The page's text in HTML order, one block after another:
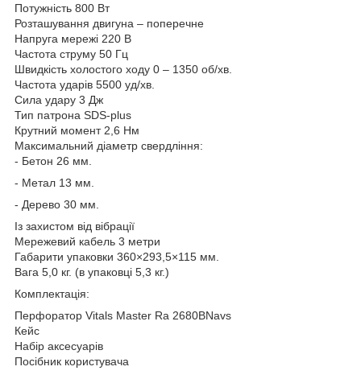
Потужність 800 Вт
Розташування двигуна – поперечне
Напруга мережі 220 В
Частота струму 50 Гц
Швидкість холостого ходу 0 – 1350 об/хв.
Частота ударів 5500 уд/хв.
Сила удару 3 Дж
Тип патрона SDS-plus
Крутний момент 2,6 Нм
Максимальний діаметр свердління:
- Бетон 26 мм.
- Метал 13 мм.
- Дерево 30 мм.
Із захистом від вібрації
Мережевий кабель 3 метри
Габарити упаковки 360×293,5×115 мм.
Вага 5,0 кг. (в упаковці 5,3 кг.)
Комплектація:
Перфоратор Vitals Master Ra 2680BNavs
Кейс
Набір аксесуарів
Посібник користувача